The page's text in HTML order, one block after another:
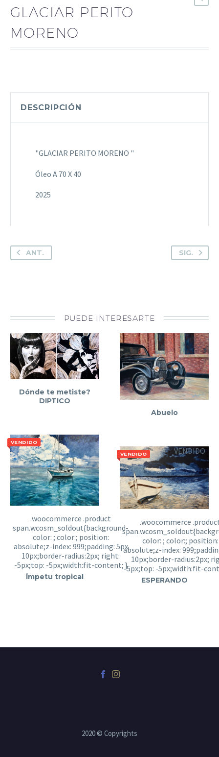
GLACIAR PERITO
MORENO
DESCRIPCIÓN
"GLACIAR PERITO MORENO "
Óleo A 70 X 40
2025
ANT. SIG.
PUEDE INTERESARTE
Dónde te metiste?
DIPTICO
Abuelo
VENDIDO VENDIDO
Ímpetu tropical
VENDIDO VENDIDO
ESPERANDO
2020 © Copyrights